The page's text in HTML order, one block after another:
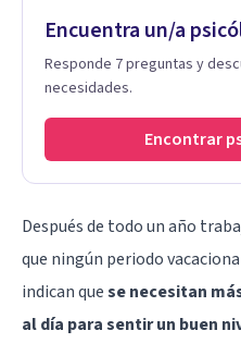
Encuentra un/a
Responde 7 preguntas y
necesidades.
Encontrar
Después de todo un año
que ningún periodo
indican quese necesitan
al día para sentir un buen